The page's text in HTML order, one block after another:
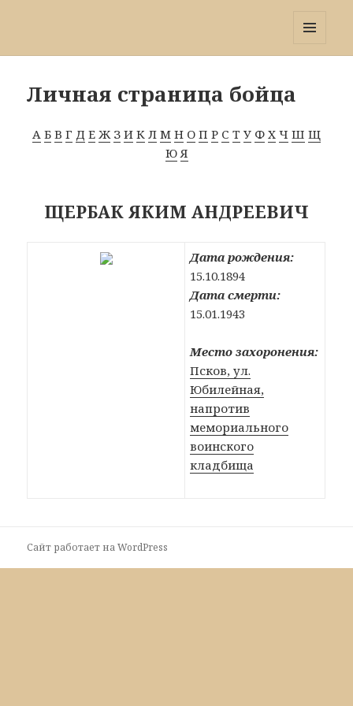
Личная страница бойца
А Б В Г Д Е Ж З И К Л М Н О П Р С Т У Ф Х Ч Ш Щ
Ю Я
ЩЕРБАК ЯКИМ АНДРЕЕВИЧ
Дата рождения:
15.10.1894
Дата смерти:
15.01.1943
Место захоронения:
Псков, ул.
Юбилейная,
напротив
мемориального
воинского
кладбища
Сайт работает на WordPress